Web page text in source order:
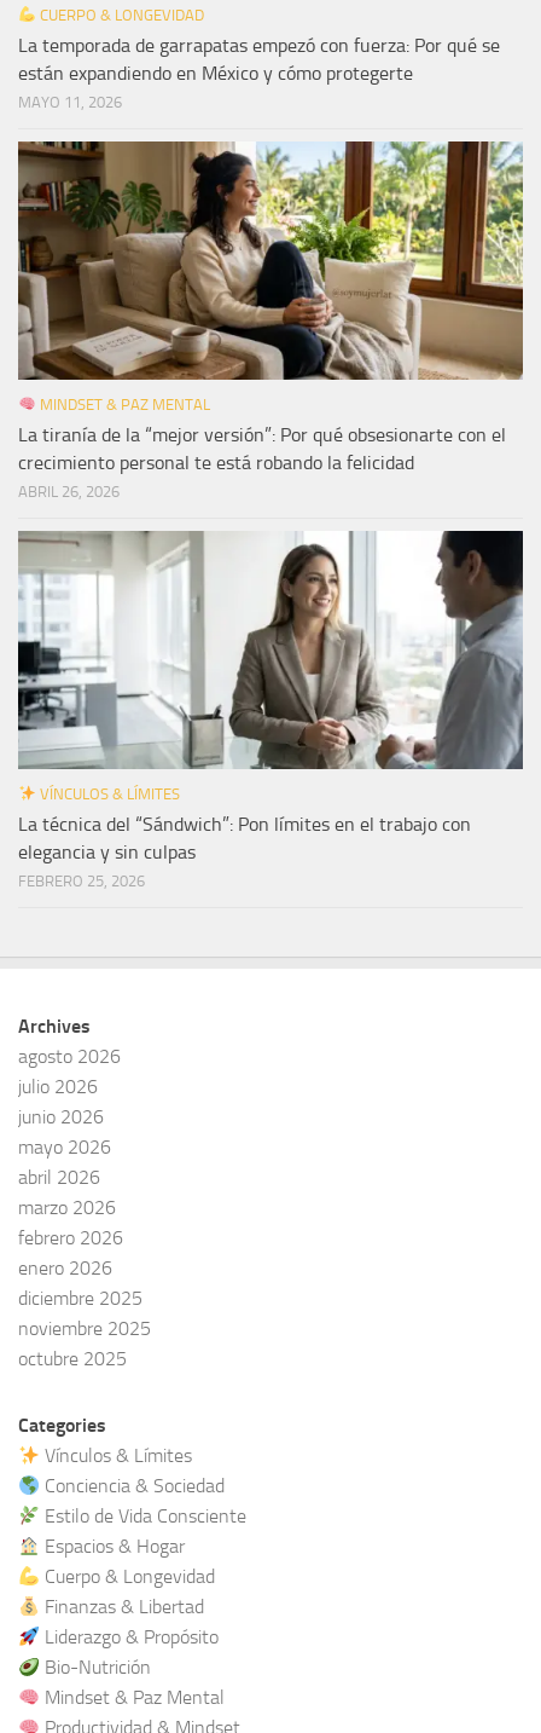
CUERPO & LONGEVIDAD
La temporada de garrapatas empezó con fuerza: Por qué se
están expandiendo en México y cómo protegerte
MAYO 11, 2026
MINDSET & PAZ MENTAL
La tiranía de la “mejor versión”: Por qué obsesionarte con el
crecimiento personal te está robando la felicidad
ABRIL 26, 2026
VÍNCULOS & LÍMITES
La técnica del “Sándwich”: Pon límites en el trabajo con
elegancia y sin culpas
FEBRERO 25, 2026
Archives
agosto 2026
julio 2026
junio 2026
mayo 2026
abril 2026
marzo 2026
febrero 2026
enero 2026
diciembre 2025
noviembre 2025
octubre 2025
Categories
Vínculos & Límites
Conciencia & Sociedad
Estilo de Vida Consciente
Espacios & Hogar
Cuerpo & Longevidad
Finanzas & Libertad
Liderazgo & Propósito
Bio-Nutrición
Mindset & Paz Mental
Productividad & Mindset